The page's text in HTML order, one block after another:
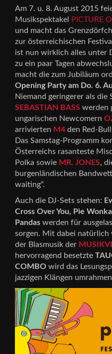
Am 7. u. 8. August 2015
MusikspektakelPICTURE
und macht das
zur österreichischen
ist nun wirklich alles unter
zu ein paar Tagen
macht die zum Jubiläum
Opening Party am Do. 6.
Niemand geringerer als
SEBASTIAN BASSwerden
ungarischen Newcomern
arriviertenM4den Red-
Das Samstag-Programm
Österreichs rasanteste
Polka sowieMR. JONES,
burgenländischen
waiting“.
Auch die DJ-Sets stehen:
Cross Over You, Pie
Pandaswerden für
sorgen. Mit dabei natürlich
der Blasmusik der
hervorragend besetzte
COMBOwird das
jazzigen Klängen